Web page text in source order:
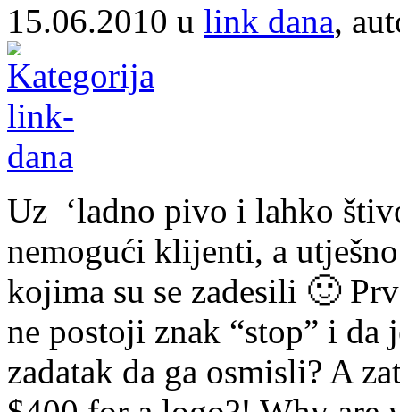
15.06.2010 u link dana,
Uz ‘ladno pivo i lahko
nemogući klijenti, a
kojima su se zadesili 🙂
ne postoji znak “stop” i
zadatak da ga osmisli? A